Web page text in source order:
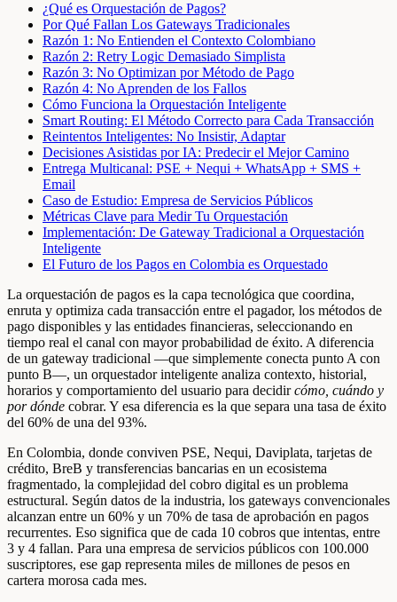
¿Qué es Orquestación de Pagos?
Por Qué Fallan Los Gateways Tradicionales
Razón 1: No Entienden el Contexto Colombiano
Razón 2: Retry Logic Demasiado Simplista
Razón 3: No Optimizan por Método de Pago
Razón 4: No Aprenden de los Fallos
Cómo Funciona la Orquestación Inteligente
Smart Routing: El Método Correcto para Cada Transacción
Reintentos Inteligentes: No Insistir, Adaptar
Decisiones Asistidas por IA: Predecir el Mejor Camino
Entrega Multicanal: PSE + Nequi + WhatsApp + SMS +
Email
Caso de Estudio: Empresa de Servicios Públicos
Métricas Clave para Medir Tu Orquestación
Implementación: De Gateway Tradicional a Orquestación
Inteligente
El Futuro de los Pagos en Colombia es Orquestado
La orquestación de pagos es la capa tecnológica que coordina,
enruta y optimiza cada transacción entre el pagador, los métodos de
pago disponibles y las entidades financieras, seleccionando en
tiempo real el canal con mayor probabilidad de éxito. A diferencia
de un gateway tradicional —que simplemente conecta punto A con
punto B—, un orquestador inteligente analiza contexto, historial,
horarios y comportamiento del usuario para decidircómo, cuándo y
por dónde cobrar. Y esa diferencia es la que separa una tasa de éxito
del 60% de una del 93%.
En Colombia, donde conviven PSE, Nequi, Daviplata, tarjetas de
crédito, BreB y transferencias bancarias en un ecosistema
fragmentado, la complejidad del cobro digital es un problema
estructural. Según datos de la industria, los gateways convencionales
alcanzan entre un 60% y un 70% de tasa de aprobación en pagos
recurrentes. Eso significa que de cada 10 cobros que intentas, entre
3 y 4 fallan. Para una empresa de servicios públicos con 100.000
suscriptores, ese gap representa miles de millones de pesos en
cartera morosa cada mes.